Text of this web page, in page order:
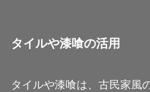
タイルや漆喰の活用
タイルや漆喰は、古民家風